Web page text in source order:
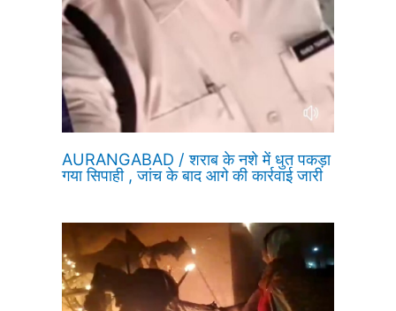
AURANGABAD / शराब के नशे में धुत पकड़ा
गया सिपाही , जांच के बाद आगे की कार्रवाई जारी